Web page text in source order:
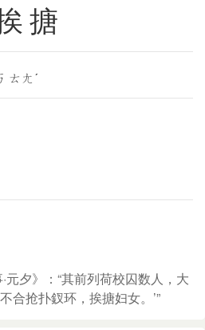
搪
ㄊㄤˊ
元夕》：“其前列荷校囚数人，大
合抢扑釵环，挨搪妇女。’”